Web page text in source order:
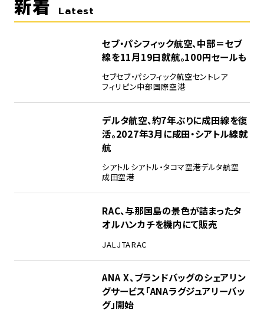
新着 Latest
セブ・パシフィック航空、中部＝セブ
線を11月19日就航。100円セールも
セブセブ・パシフィック航空セントレア
フィリピン中部国際空港
デルタ航空、約7年ぶりに成田線を復
活。2027年3月に成田・シアトル線就
航
シアトルシアトル・タコマ空港デルタ航空
成田空港
RAC、与那国島の景色が詰まったタ
オルハンカチを機内にて販売
JAL JTARAC
ANA X、ブランドバッグのシェアリン
グサービス「ANAラグジュアリーバッ
グ」開始